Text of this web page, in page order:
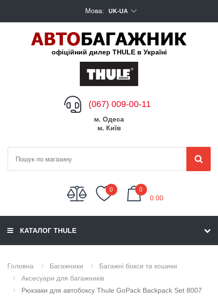
Мова: UK-UA
офіційний дилер THULE в Україні
(067) 009-00-11
м. Одеса
м. Київ
0 0
0.00
КАТАЛОГ THULE
Головна Багажники
Багажні бокси та кошики
Аксесуари для багажників
Рюкзаки для автобоксу Thule GoPack Backpack Set 8007